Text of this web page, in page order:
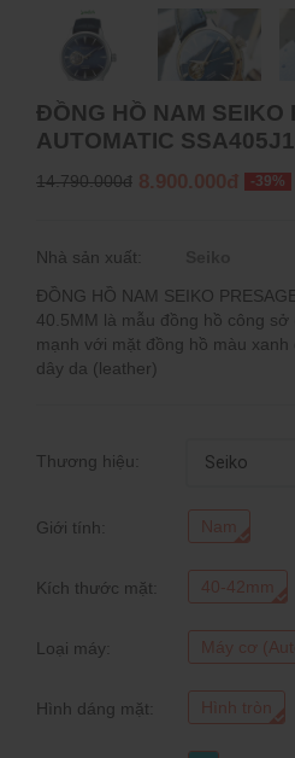
ĐỒNG HỒ NAM SEIKO
AUTOMATIC
14.790.000đ 8.900.000đ -39%
Nhà sản xuất:
ĐỒNG HỒ NAM SEIKO
40.5MM là mẫu đồng hồ công
mạnh với mặt đồng hồ màu
dây da (leather)
Thương hiệu:
Giới tính: Nam
Kích thước mặt: 40-42mm
Loại máy: Máy cơ
Hình dáng mặt: Hình tròn